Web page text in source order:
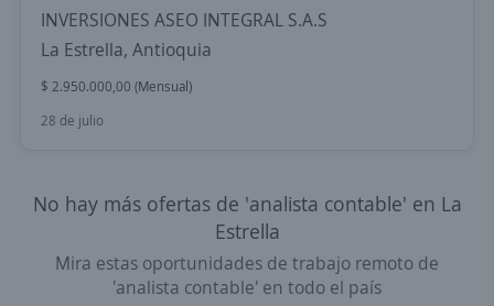
INVERSIONES ASEO INTEGRAL S.A.S
La Estrella, Antioquia
$ 2.950.000,00 (Mensual)
28 de julio
No hay más ofertas de 'analista contable' en La
Estrella
Mira estas oportunidades de trabajo remoto de
'analista contable' en todo el país